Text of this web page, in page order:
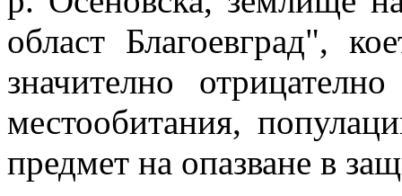
област Благоевград",
значително
местообитания,
предмет на опазване в